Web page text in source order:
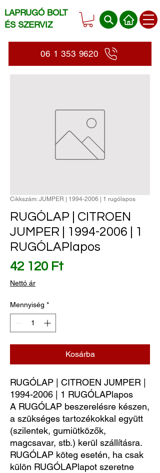
LAPRUGÓ BOLT
ÉS SZERVIZ
06 1 353 9620
Cikkszám: JUMPER | 1994-2006 | 1 rugólapos
RUGÓLAP | CITROEN
JUMPER | 1994-2006 | 1
RUGÓLAPlapos
42 120 FtÁr
Nettó ár
Mennyiség *
Kosárba
RUGÓLAP | CITROEN JUMPER |
1994-2006 | 1 RUGÓLAPlapos
A RUGÓLAP beszerelésre készen,
a szükséges tartozékokkal együtt
(szilentek, gumiütközők,
magcsavar, stb.) kerül szállításra.
RUGÓLAP köteg esetén, ha csak
külön RUGÓLAPlapot szeretne